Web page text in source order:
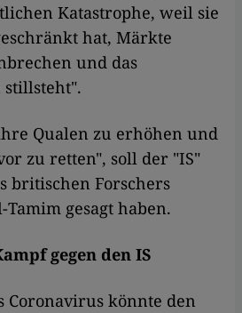
Katastrophe, weil sie
hat, Märkte
und das
stillsteht".
Qualen zu erhöhen und
zu retten", soll der "IS"
britischen Forschers
gesagt haben.
gegen den IS
Coronavirus könnte den